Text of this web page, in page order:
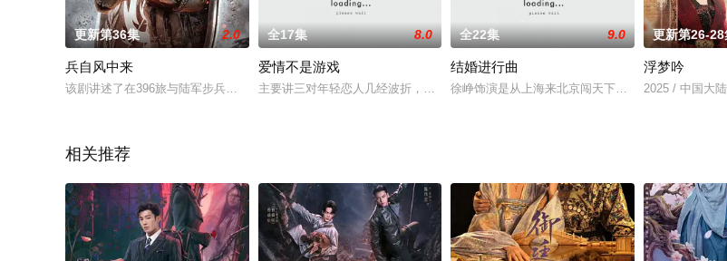
更新第36集 2.0
兵自风中来
该剧讲述了在396旅与陆军步兵学院联合举办的小型军事演习中，郭子剑因不满演习流于形式，假传指令要求真打实抗，虽引发
全17集 8.0
爱情不是游戏
主要讲三对年轻恋人几经波折，经过了六年的风风雨雨，逐渐走向成熟，也逐渐找到了自
全22集 9.0
结婚进行曲
徐峥饰演是从上海来北京闯天下的“外地人”姚翔，他
更新第26-28
浮梦吟
2025 / 中国大
相关推荐